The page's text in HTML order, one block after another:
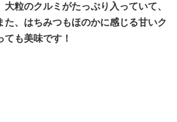
粒のクルミがたっぷり入っていて、
、はちみつもほのかに感じる甘いク
ても美味です！